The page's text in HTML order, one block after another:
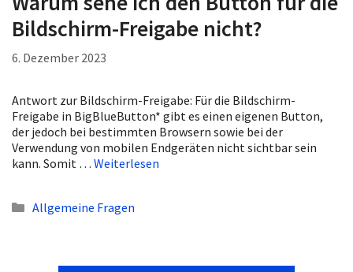
Bildschirm-Freigabe nicht?
6. Dezember 2023
Antwort zur Bildschirm-Freigabe: Für die Bildschirm-
Freigabe in BigBlueButton* gibt es einen eigenen Button,
der jedoch bei bestimmten Browsern sowie bei der
Verwendung von mobilen Endgeräten nicht sichtbar sein
kann. Somit … Weiterlesen
Kategorien
Allgemeine Fragen